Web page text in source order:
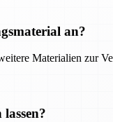
an?
Materialien zur